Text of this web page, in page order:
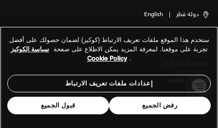
دولة قطر |
English
شروط الاستخدام
معلومات الشركة
سياسة الخصوصية والكوكيز
ستخدم هذا الموقع ملفات تعريف الارتباط (كوكيز) لضمان حصولك على أفضل
تجربة على موقعنا. لمعرفة المزيد يمكن الاطلاع على صفحة سياسة الكوكيز
.
Cookie Policy
إعدادات ملفات تعريف الارتباط
رفض الجميع قبول الجميع